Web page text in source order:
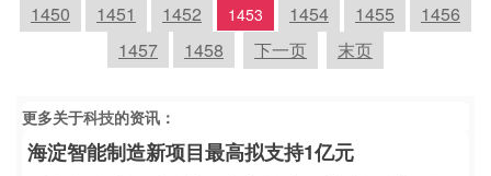
1450
1451 1452 1453 1454 1455
1456
1457
1458 下一页 末页
更多关于科技的资讯：
海淀智能制造新项目最高拟支持1亿元